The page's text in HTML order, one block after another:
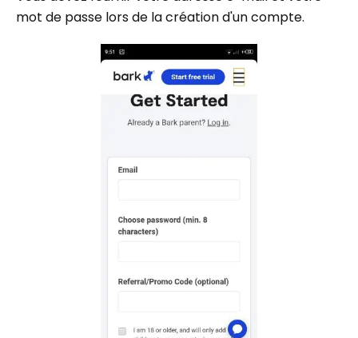
mot de passe lors de la création d'un compte.